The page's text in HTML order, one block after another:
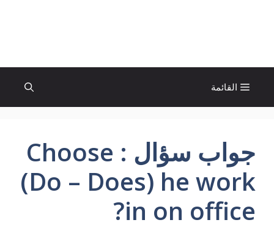
القائمة
جواب سؤال Choose :
(Do – Does) he work
in on office?